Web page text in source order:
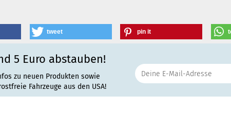
tweet pin it
5 Euro abstauben!
zu neuen Produkten sowie
Fahrzeuge aus den USA!